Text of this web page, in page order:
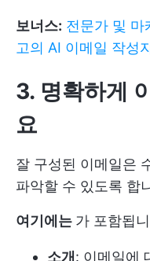
보너스: 전문가 및 마
고의 AI 이메일 작성
3. 명확하게
요
잘 구성된 이메일은
파악할 수 있도록 합
여기에는 가 포함됩
소개 : 이메일에